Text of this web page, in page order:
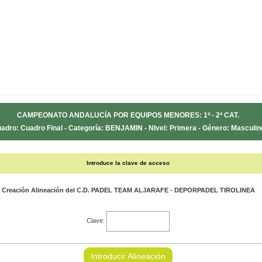
CAMPEONATO ANDALUCÍA POR EQUIPOS MENORES: 1ª - 2ª CAT.
Cuadro Final - Categoría: BENJAMIN - NIvel: Primera - Género:
Introduce la clave de acceso
Creación Alineación del C.D. PADEL TEAM ALJARAFE - DEPORPADEL TIROLINEA
Clave:
Introducir Alineación